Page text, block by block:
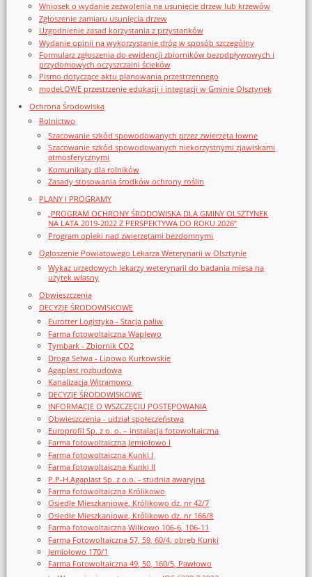
Wniosek o wydanie zezwolenia na usunięcie drzew lub krzewów
Zgłoszenie zamiaru usunięcia drzew
Uzgodnienie zasad korzystania z przystanków
Wydanie opinii na wykorzystanie dróg w sposób szczególny
Formularz zgłoszenia do ewidencji zbiorników bezodpływowych i
przydomowych oczyszczalni ścieków
Pismo dotyczące aktu planowania przestrzennego
modeLOWE przestrzenie edukacji i integracji w Gminie Olsztynek
Ochrona Środowiska
Rolnictwo
Szacowanie szkód spowodowanych przez zwierzęta łowne
Szacowanie szkód spowodowanych niekorzystnymi zjawiskami
atmosferycznymi
Komunikaty dla rolników
Zasady stosowania środków ochrony roślin
PLANY I PROGRAMY
„PROGRAM OCHRONY ŚRODOWISKA DLA GMINY OLSZTYNEK
NA LATA 2019-2022 Z PERSPEKTYWĄ DO ROKU 2026”
Program opieki nad zwierzętami bezdomnymi
Ogloszenie Powiatowego Lekarza Weterynarii w Olsztynie
Wykaz urzędowych lekarzy weterynarii do badania mięsa na
użytek własny
Obwieszczenia
DECYZJE ŚRODOWISKOWE
Eurotter Logistyka - Stacja paliw
Farma fotowoltaiczna Waplewo
Tymbark - Zbiornik CO2
Droga Selwa - Lipowo Kurkowskie
Agaplast rozbudowa
Kanalizacja Witramowo
DECYZJE ŚRODOWISKOWE
INFORMACJE O WSZCZĘCIU POSTĘPOWANIA
Obwieszczenia - udział społeczeństwa
Europrofil Sp. z o. o. – instalacja fotowoltaiczna
Farma fotowoltaiczna Jemiołowo I
Farma fotowoltaiczna Kunki I
Farma fotowoltaiczna Kunki II
P.P-H.Agaplast Sp. z o.o. - studnia awaryjna
Farma fotowoltaiczna Królikowo
Osiedle Mieszkaniowe, Królikowo dz. nr 42/7
Osiedle Mieszkaniowe, Królikowo dz. nr 166/8
Farma fotowoltaiczna Wilkowo 106-6, 106-11
Farma Fotowoltaiczna 57, 59, 60/4, obręb Kunki
Jemiołowo 170/1
Farma Fotowoltaiczna 49, 50, 160/5, Pawłowo